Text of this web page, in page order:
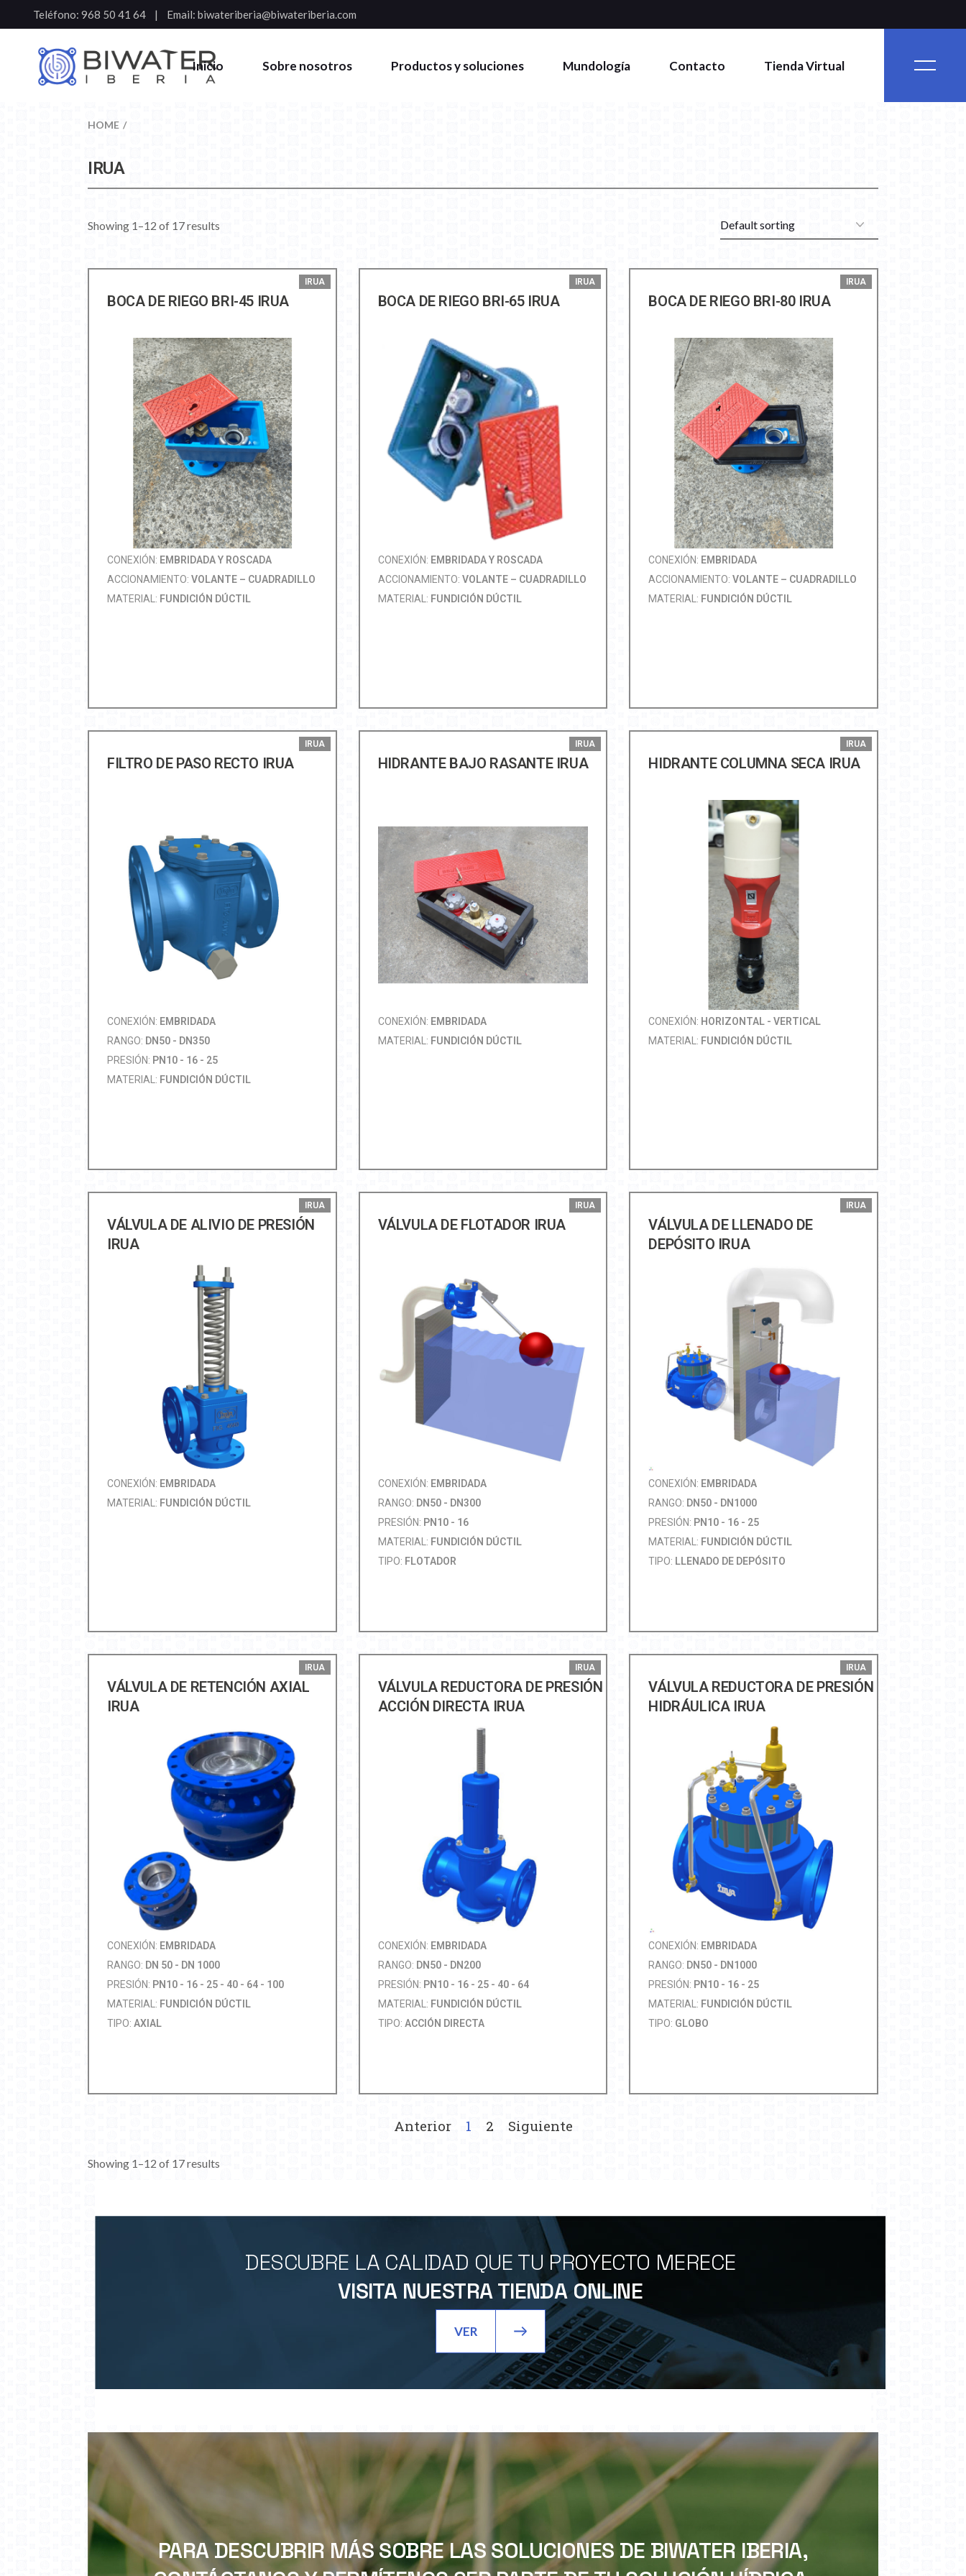
Teléfono: 968 50 41 64 Email: biwateriberia@biwateriberia.com
Inicio Sobre nosotros Productos y soluciones Mundología Contacto Tienda Virtual
HOME
IRUA
Showing 1–12 of 17 results
BOCA DE RIEGO BRI-45 IRUA
IRUA
CONEXIÓN: EMBRIDADA Y ROSCADA
ACCIONAMIENTO: VOLANTE – CUADRADILLO
MATERIAL: FUNDICIÓN DÚCTIL
BOCA DE RIEGO BRI-65 IRUA
IRUA
CONEXIÓN: EMBRIDADA Y ROSCADA
ACCIONAMIENTO: VOLANTE – CUADRADILLO
MATERIAL: FUNDICIÓN DÚCTIL
BOCA DE RIEGO BRI-80 IRUA
IRUA
CONEXIÓN: EMBRIDADA
ACCIONAMIENTO: VOLANTE – CUADRADILLO
MATERIAL: FUNDICIÓN DÚCTIL
FILTRO DE PASO RECTO IRUA
IRUA
CONEXIÓN: EMBRIDADA
RANGO: DN50 - DN350
PRESIÓN: PN10 - 16 - 25
MATERIAL: FUNDICIÓN DÚCTIL
HIDRANTE BAJO RASANTE IRUA
IRUA
CONEXIÓN: EMBRIDADA
MATERIAL: FUNDICIÓN DÚCTIL
HIDRANTE COLUMNA SECA IRUA
IRUA
CONEXIÓN: HORIZONTAL - VERTICAL
MATERIAL: FUNDICIÓN DÚCTIL
VÁLVULA DE ALIVIO DE PRESIÓN
IRUA
IRUA
CONEXIÓN: EMBRIDADA
MATERIAL: FUNDICIÓN DÚCTIL
VÁLVULA DE FLOTADOR IRUA
IRUA
CONEXIÓN: EMBRIDADA
RANGO: DN50 - DN300
PRESIÓN: PN10 - 16
MATERIAL: FUNDICIÓN DÚCTIL
TIPO: FLOTADOR
VÁLVULA DE LLENADO DE
DEPÓSITO IRUA
IRUA
CONEXIÓN: EMBRIDADA
RANGO: DN50 - DN1000
PRESIÓN: PN10 - 16 - 25
MATERIAL: FUNDICIÓN DÚCTIL
TIPO: LLENADO DE DEPÓSITO
VÁLVULA DE RETENCIÓN AXIAL
IRUA
IRUA
CONEXIÓN: EMBRIDADA
RANGO: DN 50 - DN 1000
PRESIÓN: PN10 - 16 - 25 - 40 - 64 - 100
MATERIAL: FUNDICIÓN DÚCTIL
TIPO: AXIAL
VÁLVULA REDUCTORA DE PRESIÓN
ACCIÓN DIRECTA IRUA
IRUA
CONEXIÓN: EMBRIDADA
RANGO: DN50 - DN200
PRESIÓN: PN10 - 16 - 25 - 40 - 64
MATERIAL: FUNDICIÓN DÚCTIL
TIPO: ACCIÓN DIRECTA
VÁLVULA REDUCTORA DE PRESIÓN
HIDRÁULICA IRUA
IRUA
CONEXIÓN: EMBRIDADA
RANGO: DN50 - DN1000
PRESIÓN: PN10 - 16 - 25
MATERIAL: FUNDICIÓN DÚCTIL
TIPO: GLOBO
Anterior 1 2 Siguiente
Showing 1–12 of 17 results
DESCUBRE LA CALIDAD QUE TU PROYECTO MERECE
VISITA NUESTRA TIENDA ONLINE
VER
PARA DESCUBRIR MÁS SOBRE LAS SOLUCIONES DE BIWATER IBERIA,